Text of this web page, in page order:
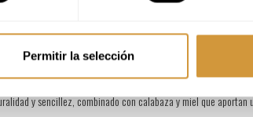
Permitir la selección
incluyen características como la combinación de texturas
pero primando ante todo el sabor).
gastronómicas dulces:
incorporar el pumpkin spice que recuerda a los
y sencillez, combinado con calabaza y miel que aportan